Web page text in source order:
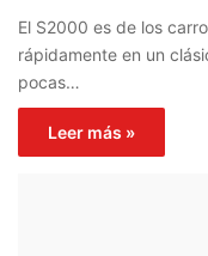
El S2000 es de los
rápidamente en un
pocas…
Leer más »